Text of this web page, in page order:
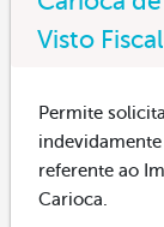
Visto Fiscal
Permite
referente ao
Carioca.